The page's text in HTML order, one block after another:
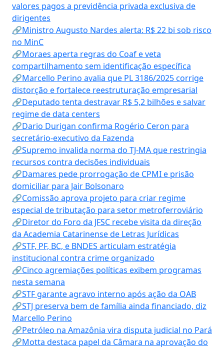
valores pagos a previdência privada exclusiva de
dirigentes
🔗Ministro Augusto Nardes alerta: R$ 22 bi sob risco
no MinC
🔗Moraes aperta regras do Coaf e veta
compartilhamento sem identificação específica
🔗Marcello Perino avalia que PL 3186/2025 corrige
distorção e fortalece reestruturação empresarial
🔗Deputado tenta destravar R$ 5,2 bilhões e salvar
regime de data centers
🔗Dario Durigan confirma Rogério Ceron para
secretário-executivo da Fazenda
🔗Supremo invalida norma do TJ-MA que restringia
recursos contra decisões individuais
🔗Damares pede prorrogação de CPMI e prisão
domiciliar para Jair Bolsonaro
🔗Comissão aprova projeto para criar regime
especial de tributação para setor metroferroviário
🔗Diretor do Foro da JFSC recebe visita da direção
da Academia Catarinense de Letras Jurídicas
🔗STF, PF, BC, e BNDES articulam estratégia
institucional contra crime organizado
🔗Cinco agremiações políticas exibem programas
nesta semana
🔗STF garante agravo interno após ação da OAB
🔗STJ preserva bem de família ainda financiado, diz
Marcello Perino
🔗Petróleo na Amazônia vira disputa judicial no Pará
🔗Motta destaca papel da Câmara na aprovação do